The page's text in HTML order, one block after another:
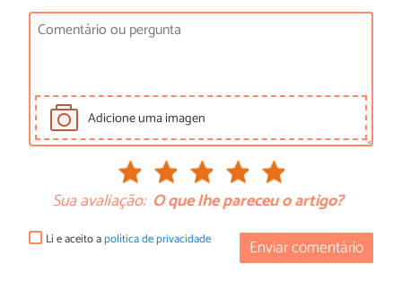
Adicione uma imagen
Sua avaliação: O que lhe pareceu o artigo?
Enviar comentário
Li e aceito apolítica de privacidade